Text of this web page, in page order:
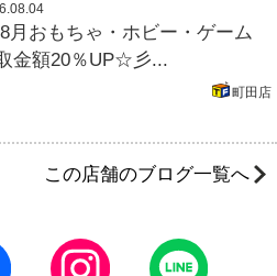
8月おもちゃ・ホビー・ゲーム
金額20％UP☆彡...
町田店
この店舗のブログ一覧へ